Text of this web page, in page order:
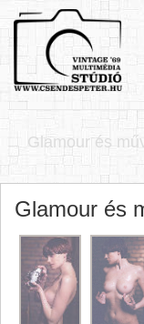
Glamour és
Glamour és